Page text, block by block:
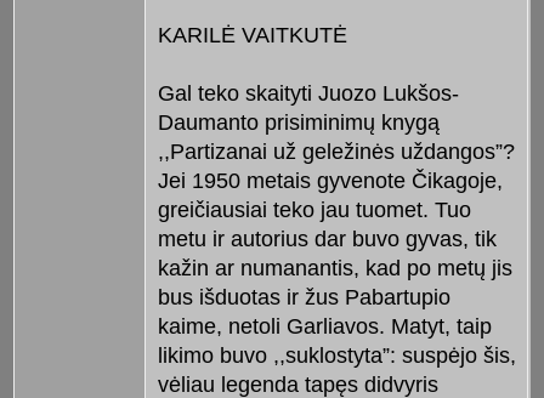
KARILĖ VAITKUTĖ
Gal teko skaityti Juozo Lukšos-
Daumanto prisiminimų knygą
,,Partizanai už geležinės uždangos”?
Jei 1950 metais gyvenote Čikagoje,
greičiausiai teko jau tuomet. Tuo
metu ir autorius dar buvo gyvas, tik
kažin ar numanantis, kad po metų jis
bus išduotas ir žus Pabartupio
kaime, netoli Garliavos. Matyt, taip
likimo buvo ,,suklostyta”: suspėjo šis,
vėliau legenda tapęs didvyris